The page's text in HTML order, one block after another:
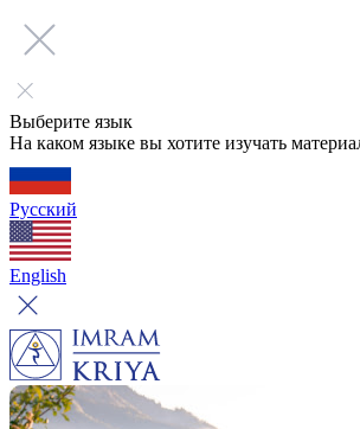
Выберите язык
На каком языке вы хотите изучать
Русский
English